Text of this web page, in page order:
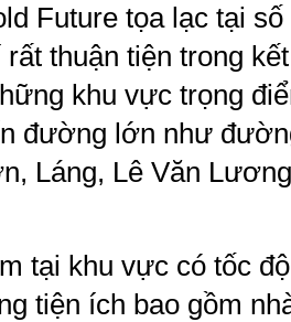
Future tọa lạc tại
thuận tiện trong
khu vực trọng
đường lớn như
Láng, Lê Văn
tại khu vực có tốc
tiện ích bao gồm